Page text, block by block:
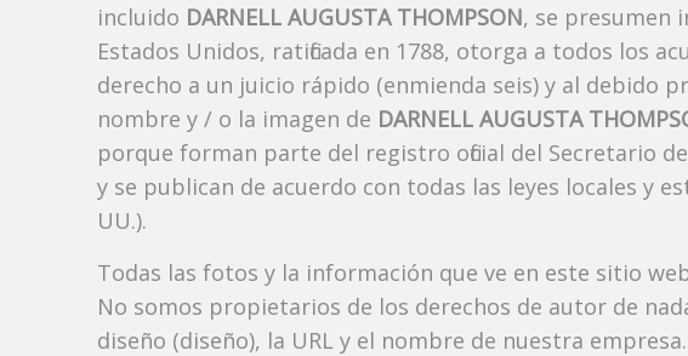
incluido DARNELL AUGUSTA THOMPSON, se presumen
Estados Unidos, ratificada en 1788, otorga a todos los
derecho a un juicio rápido (enmienda seis) y al debido
nombre y / o la imagen de DARNELL AUGUSTA
porque forman parte del registro oficial del Secretario
y se publican de acuerdo con todas las leyes locales y
UU.).
Todas las fotos y la información que ve en este sitio
No somos propietarios de los derechos de autor de
diseño (diseño), la URL y el nombre de nuestra